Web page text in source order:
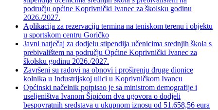
području općine Koprivnički Ivanec za školsku godinu
2026./2027.
Aplikacija za rezervaciju termina na teniskom terenu i objektu
u sportskom centru Goričko
Javni natječaj za dodjelu stipendija učenicima srednjih škola s
prebivalištem na području Općine Koprivnički Ivanec za
školsku godinu 2026./2027.
Završeni su radovi na obnovi i proširenju druge dionice
kolnika u Industrijskoj ulici u Koprivničkom Ivancu
Općinski načelnik potpisao je sa ministrom demografije i
useljeništva Ivanom Šipićom dva ugovora o dodjeli
bespovratnih sredstava u ukupnom iznosu od 51.658,56 eura